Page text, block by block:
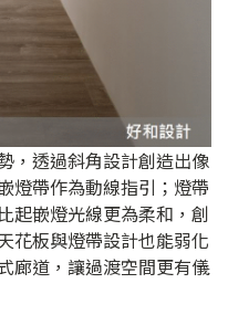
，透過斜角設計創造出像
燈帶作為動線指引；燈帶
起嵌燈光線更為柔和，創
花板與燈帶設計也能弱化
廊道，讓過渡空間更有儀